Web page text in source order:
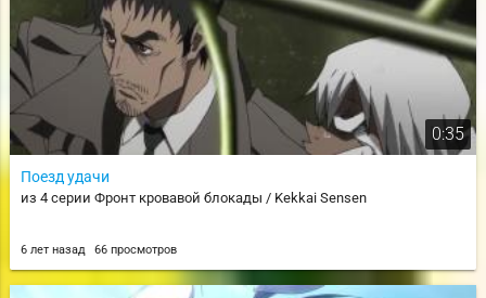
0:35
Поезд удачи
из 4 серии Фронт кровавой блокады / Kekkai Sensen
6 лет назад 66 просмотров